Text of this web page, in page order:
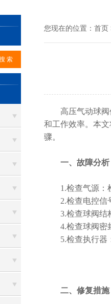
您现在的位置： 首页
高压气动球阀作
和工作效率。本
骤。
一、故障分析
1.检查气源：检
2.检查电控信号
3.检查球阀结构
4.检查球阀密封
5.检查执行器：
二、修复措施